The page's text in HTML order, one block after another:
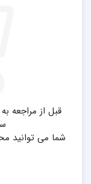
قبل از مراجعه
شما می توانید